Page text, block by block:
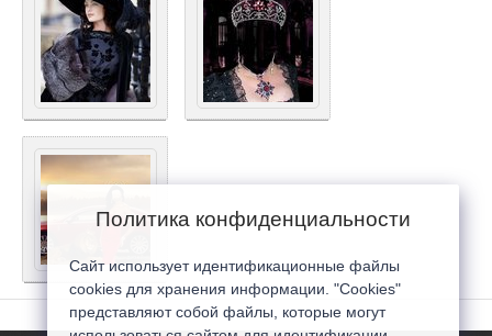
Политика конфиденциальности
Сайт использует идентификационные файлы
cookies для хранения информации. "Cookies"
представляют собой файлы, которые могут